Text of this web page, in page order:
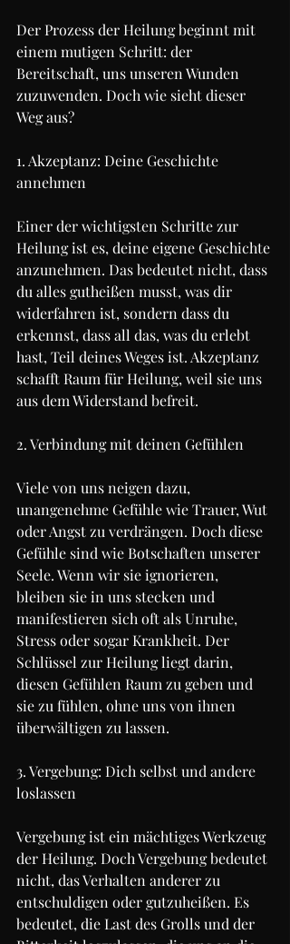
Der Prozess der Heilung beginnt mit
einem mutigen Schritt: der
Bereitschaft, uns unseren Wunden
zuzuwenden. Doch wie sieht dieser
Weg aus?
1. Akzeptanz: Deine Geschichte
annehmen
Einer der wichtigsten Schritte zur
Heilung ist es, deine eigene Geschichte
anzunehmen. Das bedeutet nicht, dass
du alles gutheißen musst, was dir
widerfahren ist, sondern dass du
erkennst, dass all das, was du erlebt
hast, Teil deines Weges ist. Akzeptanz
schafft Raum für Heilung, weil sie uns
aus dem Widerstand befreit.
2. Verbindung mit deinen Gefühlen
Viele von uns neigen dazu,
unangenehme Gefühle wie Trauer, Wut
oder Angst zu verdrängen. Doch diese
Gefühle sind wie Botschaften unserer
Seele. Wenn wir sie ignorieren,
bleiben sie in uns stecken und
manifestieren sich oft als Unruhe,
Stress oder sogar Krankheit. Der
Schlüssel zur Heilung liegt darin,
diesen Gefühlen Raum zu geben und
sie zu fühlen, ohne uns von ihnen
überwältigen zu lassen.
3. Vergebung: Dich selbst und andere
loslassen
Vergebung ist ein mächtiges Werkzeug
der Heilung. Doch Vergebung bedeutet
nicht, das Verhalten anderer zu
entschuldigen oder gutzuheißen. Es
bedeutet, die Last des Grolls und der